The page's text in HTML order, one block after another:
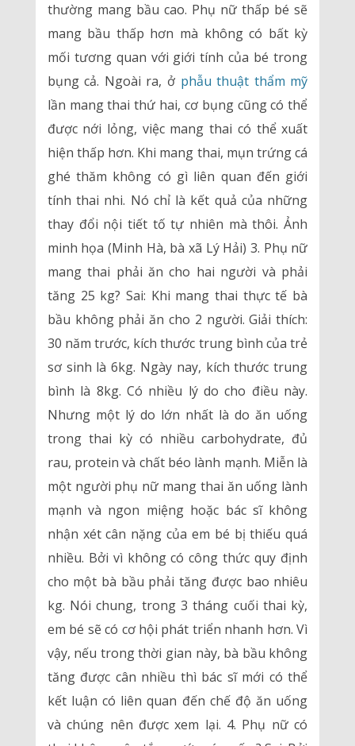
thường mang bầu cao. Phụ nữ thấp bé sẽ
mang bầu thấp hơn mà không có bất kỳ
mối tương quan với giới tính của bé trong
bụng cả. Ngoài ra, ở phẫu thuật thẩm mỹ
lần mang thai thứ hai, cơ bụng cũng có thể
được nới lỏng, việc mang thai có thể xuất
hiện thấp hơn. Khi mang thai, mụn trứng cá
ghé thăm không có gì liên quan đến giới
tính thai nhi. Nó chỉ là kết quả của những
thay đổi nội tiết tố tự nhiên mà thôi. Ảnh
minh họa (Minh Hà, bà xã Lý Hải) 3. Phụ nữ
mang thai phải ăn cho hai người và phải
tăng 25 kg? Sai: Khi mang thai thực tế bà
bầu không phải ăn cho 2 người. Giải thích:
30 năm trước, kích thước trung bình của trẻ
sơ sinh là 6kg. Ngày nay, kích thước trung
bình là 8kg. Có nhiều lý do cho điều này.
Nhưng một lý do lớn nhất là do ăn uống
trong thai kỳ có nhiều carbohydrate, đủ
rau, protein và chất béo lành mạnh. Miễn là
một người phụ nữ mang thai ăn uống lành
mạnh và ngon miệng hoặc bác sĩ không
nhận xét cân nặng của em bé bị thiếu quá
nhiều. Bởi vì không có công thức quy định
cho một bà bầu phải tăng được bao nhiêu
kg. Nói chung, trong 3 tháng cuối thai kỳ,
em bé sẽ có cơ hội phát triển nhanh hơn. Vì
vậy, nếu trong thời gian này, bà bầu không
tăng được cân nhiều thì bác sĩ mới có thể
kết luận có liên quan đến chế độ ăn uống
và chúng nên được xem lại. 4. Phụ nữ có